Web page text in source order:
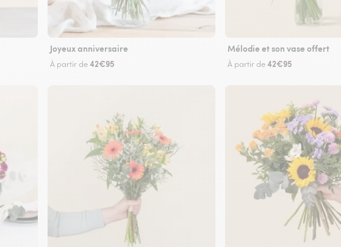
Joyeux anniversaire
À partir de42€95
Mélodie et son vase offert
À partir de42€95